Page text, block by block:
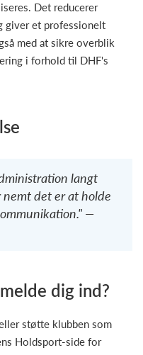
Det reducerer
giver et professionelt
med at sikre overblik
i forhold til DHF's
langt
nemt det er at holde
—
dig ind?
støtte klubben som
Holdsport-side for